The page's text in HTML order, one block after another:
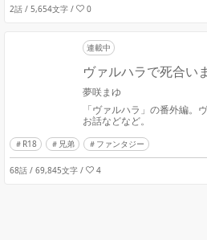
2話 / 5,654文字 / 0
連載中
ヴァルハラで死合い
夢咲まゆ
「ヴァルハラ」の番外編。
お話などなど。
R18 兄弟 ファンタジー
68話 / 69,845文字 / 4